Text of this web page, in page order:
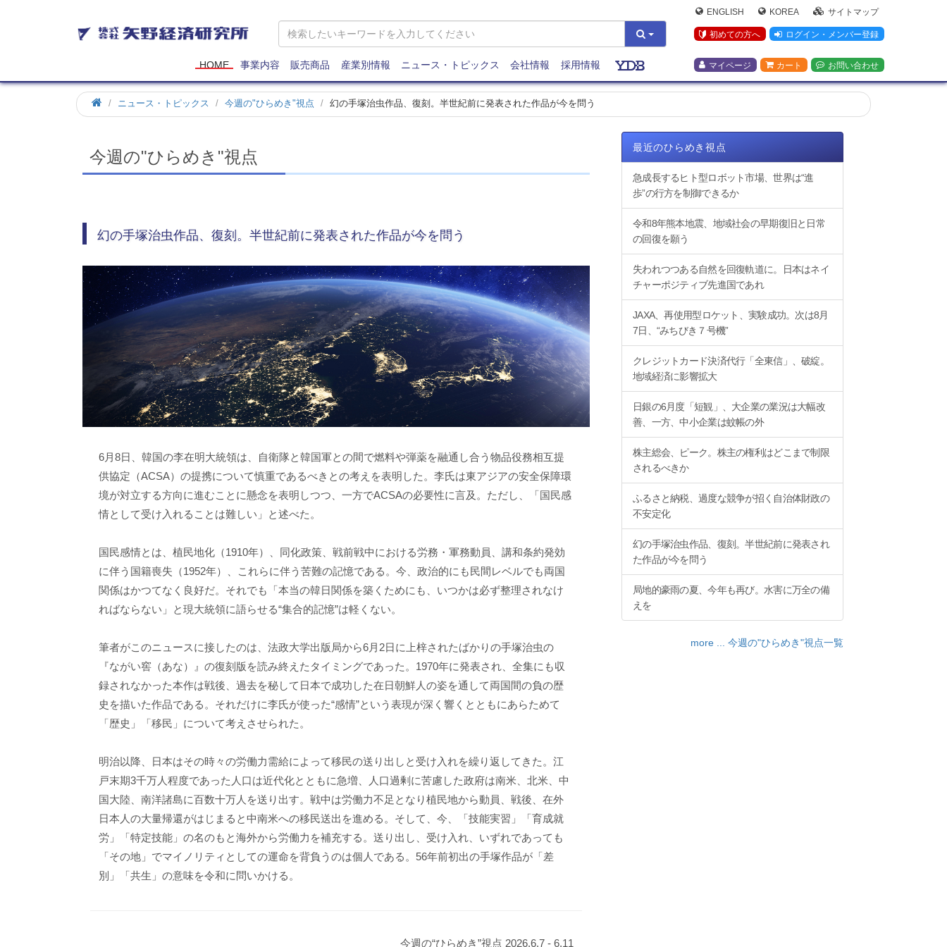
矢
野
研
究
所
ENGLISH KOREA サイトマップ
初めての方へ ログイン・メンバー登録
マイページ カート お問い合わせ
HOME 事業内容 販売商品 産業別情報 ニュース・トピックス 会社情報 採用情報
ホ
ー
ニュース・トピックス 今週の"ひらめき"視点 幻の手塚治虫作品、復刻。半世紀前に発表された作品が今を問う
今週の"ひらめき"視点
幻の手塚治虫作品、復刻。半世紀前に発表された作品が今を問う
6月8日、韓国の李在明大統領は、自衛隊と韓国軍との間で燃料や弾薬を融通し合う物品役務相互提
供協定（ACSA）の提携について慎重であるべきとの考えを表明した。李氏は東アジアの安全保障環
境が対立する方向に進むことに懸念を表明しつつ、一方でACSAの必要性に言及。ただし、「国民感
情として受け入れることは難しい」と述べた。
国民感情とは、植民地化（1910年）、同化政策、戦前戦中における労務・軍務動員、講和条約発効
に伴う国籍喪失（1952年）、これらに伴う苦難の記憶である。今、政治的にも民間レベルでも両国
関係はかつてなく良好だ。それでも「本当の韓日関係を築くためにも、いつかは必ず整理されなけ
ればならない」と現大統領に語らせる“集合的記憶”は軽くない。
筆者がこのニュースに接したのは、法政大学出版局から6月2日に上梓されたばかりの手塚治虫の
『ながい窖（あな）』の復刻版を読み終えたタイミングであった。1970年に発表され、全集にも収
録されなかった本作は戦後、過去を秘して日本で成功した在日朝鮮人の姿を通して両国間の負の歴
史を描いた作品である。それだけに李氏が使った“感情”という表現が深く響くとともにあらためて
「歴史」「移民」について考えさせられた。
明治以降、日本はその時々の労働力需給によって移民の送り出しと受け入れを繰り返してきた。江
戸末期3千万人程度であった人口は近代化とともに急増、人口過剰に苦慮した政府は南米、北米、中
国大陸、南洋諸島に百数十万人を送り出す。戦中は労働力不足となり植民地から動員、戦後、在外
日本人の大量帰還がはじまると中南米への移民送出を進める。そして、今、「技能実習」「育成就
労」「特定技能」の名のもと海外から労働力を補充する。送り出し、受け入れ、いずれであっても
「その地」でマイノリティとしての運命を背負うのは個人である。56年前初出の手塚作品が「差
別」「共生」の意味を令和に問いかける。
今週の“ひらめき”視点 2026.6.7 - 6.11
最近のひらめき視点
急成長するヒト型ロボット市場、世界は“進
歩”の行方を制御できるか
令和8年熊本地震、地域社会の早期復旧と日常
の回復を願う
失われつつある自然を回復軌道に。日本はネイ
チャーポジティブ先進国であれ
JAXA、再使用型ロケット、実験成功。次は8月
7日、“みちびき７号機”
クレジットカード決済代行「全東信」、破綻。
地域経済に影響拡大
日銀の6月度「短観」、大企業の業況は大幅改
善、一方、中小企業は蚊帳の外
株主総会、ピーク。株主の権利はどこまで制限
されるべきか
ふるさと納税、過度な競争が招く自治体財政の
不安定化
幻の手塚治虫作品、復刻。半世紀前に発表され
た作品が今を問う
局地的豪雨の夏、今年も再び。水害に万全の備
えを
more ... 今週の"ひらめき"視点一覧